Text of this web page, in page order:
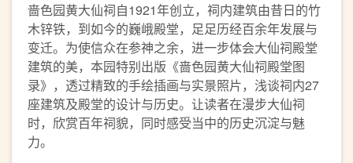
啬色园黄大仙祠自1921年创立，祠内建筑由昔日的竹
木锌铁，到如今的巍峨殿堂，足足历经百余年发展与
变迁。为使信众在参神之余，进一步体会大仙祠殿堂
建筑的美，本园特别出版《啬色园黄大仙祠殿堂图
录》，透过精致的手绘插画与实景照片，浅谈祠内27
座建筑及殿堂的设计与历史。让读者在漫步大仙祠
时，欣赏百年祠貌，同时感受当中的历史沉淀与魅
力。